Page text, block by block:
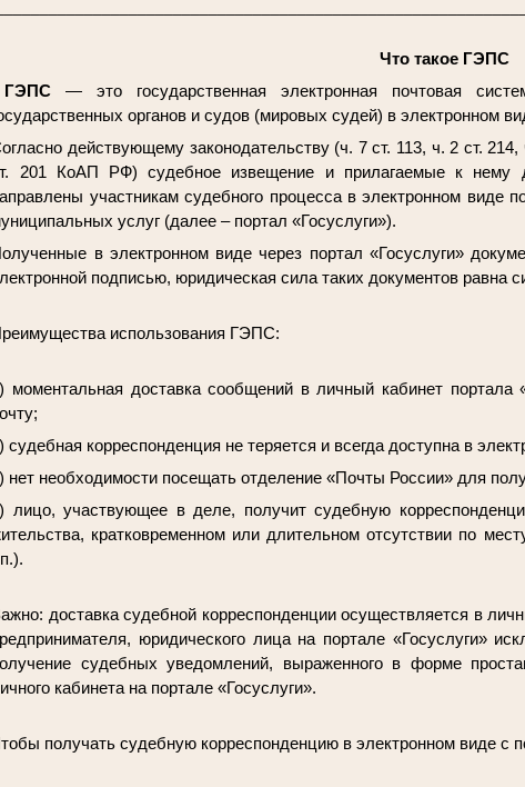
Что такое ГЭПС
ГЭПС — это государственная электронная почтовая
органов и судов (мировых судей) в электронном
действующему законодательству (ч. 7 ст. 113, ч. 2 ст.
201 КоАП РФ) судебное извещение и прилагаемые к нему
участникам судебного процесса в электронном виде
услуг (далее – портал «Госуслуги»).
в электронном виде через портал «Госуслуги»
подписью, юридическая сила таких документов равна
использования ГЭПС:
моментальная доставка сообщений в личный кабинет портала
судебная корреспонденция не теряется и всегда доступна в
нет необходимости посещать отделение «Почты России» для
лицо, участвующее в деле, получит судебную
кратковременном или длительном отсутствии по
доставка судебной корреспонденции осуществляется в
юридического лица на портале «Госуслуги»
судебных уведомлений, выраженного в форме
кабинета на портале «Госуслуги».
получать судебную корреспонденцию в электронном виде